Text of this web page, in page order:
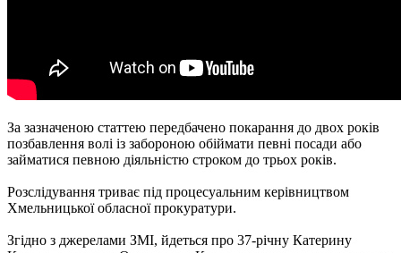
За зазначеною статтею передбачено покарання до двох років
позбавлення волі із забороною обіймати певні посади або
займатися певною діяльністю строком до трьох років.
Розслідування триває під процесуальним керівництвом
Хмельницької обласної прокуратури.
Згідно з джерелами ЗМІ, йдеться про 37-річну Катерину